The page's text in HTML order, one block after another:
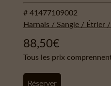
# 41477109002
Harnais / Sangle / Étrier
88,50€
Tous les prix
Réserver